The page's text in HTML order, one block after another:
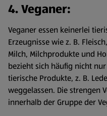
4. Veganer:
Veganer essen keinerlei
Erzeugnisse wie z. B.
Milch, Milchprodukte und
bezieht sich häufig nicht
tierische Produkte, z. B.
weggelassen. Die strengen
innerhalb der Gruppe der